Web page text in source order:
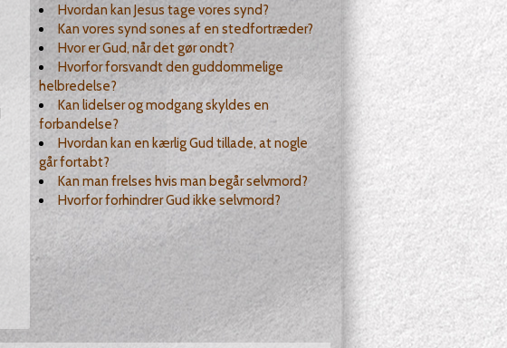
Hvordan kan Jesus tage vores synd?
Kan vores synd sones af en stedfortræder?
Hvor er Gud, når det gør ondt?
Hvorfor forsvandt den guddommelige
helbredelse?
Kan lidelser og modgang skyldes en
forbandelse?
Hvordan kan en kærlig Gud tillade, at nogle
går fortabt?
Kan man frelses hvis man begår selvmord?
Hvorfor forhindrer Gud ikke selvmord?